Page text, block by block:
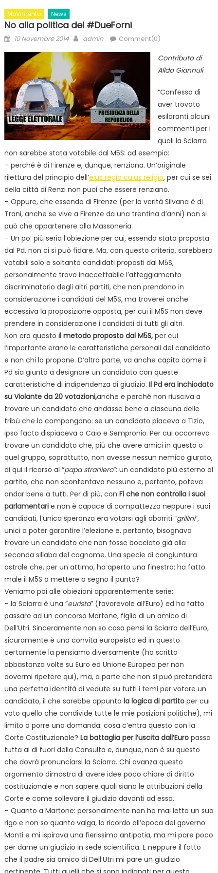
MoVimento News
No alla politica dei #DueForni
Posted
10 Novembre 2014 Author
admin Comment(0)
Contributo di
Alldo Giannuli
“Confesso di
aver trovato
esilaranti alcuni
commenti per i
quali la Sciarra
non sarebbe stata votabile dal M5S: ad esempio:
– perché è di Firenze e, dunque, renziana. Un’originale
rilettura del principio dell’eius regio cuius religio, per cui se sei
della città di Renzi non puoi che essere renziano.
– Oppure, che essendo di Firenze (per la verità Silvana è di
Trani, anche se vive a Firenze da una trentina d’anni) non si
può che appartenere alla Massoneria.
– Un po’ più seria l’obiezione per cui, essendo stata proposta
dal Pd, non ci si può fidare. Ma, con questo criterio, sarebbero
votabili solo e soltanto candidati proposti dal M5S,
personalmente trovo inaccettabile l’atteggiamento
discriminatorio degli altri partiti, che non prendono in
considerazione i candidati del M5S, ma troverei anche
eccessiva la proposizione opposta, per cui il M5S non deve
prendere in considerazione i candidati di tutti gli altri.
Non era questo il metodo proposto dal M5S,per cui
l’importante erano le caratteristiche personali del candidato
e non chi lo propone. D’altra parte, va anche capito come il
Pd sia giunto a designare un candidato con queste
caratteristiche di indipendenza di giudizio. Il Pd era inchiodato
su Violante da 20 votazioni,anche e perché non riusciva a
trovare un candidato che andasse bene a ciascuna delle
tribù che lo compongono: se un candidato piaceva a Tizio,
ipso facto dispiaceva a Caio e Sempronio. Per cui occorreva
trovare un candidato che, più che avere amici in questo o
quel gruppo, soprattutto, non avesse nessun nemico giurato,
di qui il ricorso al “papa straniero”: un candidato più esterno al
partito, che non scontentava nessuno e, pertanto, poteva
andar bene a tutti. Per di più, con Fi che non controlla i suoi
parlamentarie non è capace di compattezza neppure i suoi
candidati, l’unica speranza era votarsi agli aborriti “grillini”,
unici a poter garantire l’elezione e, pertanto, bisognava
trovare un candidato che non fosse bocciato già alla
seconda sillaba del cognome. Una specie di congiuntura
astrale che, per un attimo, ha aperto una finestra: ha fatto
male il M5S a mettere a segno il punto?
Veniamo poi alle obiezioni apparentemente serie:
– la Sciarra è una “eurista” (favorevole all’Euro) ed ha fatto
passare ad un concorso Martone, figlio di un amico di
Dell’Utri. Sinceramente non so cosa pensi la Sciarra dell’Euro,
sicuramente è una convita europeista ed in questo
certamente la pensiamo diversamente (ho scritto
abbastanza volte su Euro ed Unione Europea per non
dovermi ripetere qui), ma, a parte che non si può pretendere
una perfetta identità di vedute su tutti i temi per votare un
candidato, il che sarebbe appunto la logica di partitoper cui
voto quello che condivide tutte le mie posizioni politiche), mi
limito a porre una domanda: cosa c’entra questo con la
Corte Costituzionale? La battaglia per l’uscita dall’Euro passa
tutta al di fuori della Consulta e, dunque, non è su questo
che dovrà pronunciarsi la Sciarra. Chi avanza questo
argomento dimostra di avere idee poco chiare di diritto
costituzionale e non sapere quali siano le attribuzioni della
Corte e come sollevare il giudizio davanti ad essa.
– Quanto a Martone: personalmente non ho mai letto un suo
rigo e non so quanto valga, lo ricordo all’epoca del governo
Monti e mi ispirava una fierissima antipatia, ma mi pare poco
per darne un giudizio in sede scientifica. E neppure il fatto
che il padre sia amico di Dell’Utri mi pare un giudizio